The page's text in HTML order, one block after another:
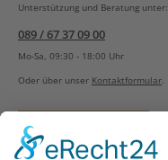
Unterstützung und Beratung unter:
089 / 67 37 09 00
Mo-Sa, 09:30 - 18:00 Uhr
Oder über unser Kontaktformular.
Vertrag widerrufen